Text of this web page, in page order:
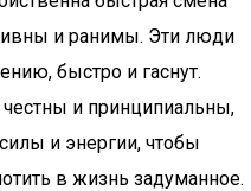
и ранимы. Эти люди
быстро и гаснут.
и принципиальны,
и энергии, чтобы
в жизнь задуманное.